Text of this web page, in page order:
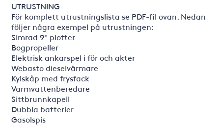
UTRUSTNING
För komplett utrustningslista se PDF-fil ovan. Nedan
följer några exempel på utrustningen:
Simrad 9" plotter
Bogpropeller
Elektrisk ankarspel i för och akter
Webasto dieselvärmare
Kylskåp med frysfack
Varmvattenberedare
Sittbrunnkapell
Dubbla batterier
Gasolspis